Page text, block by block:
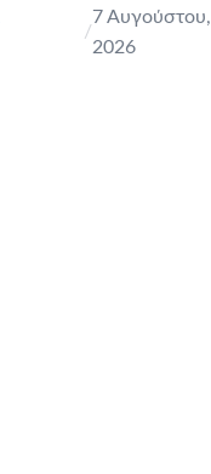
/
7 Αυγούστου,
2026